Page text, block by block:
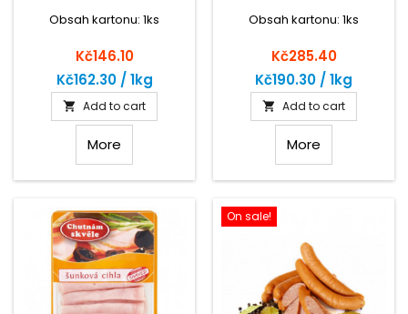
Obsah kartonu: 1ks
Price
Kč146.10
Kč162.30 / 1kg
 Add to cart
More
Obsah kartonu: 1ks
Price
Kč285.40
Kč190.30 / 1kg
 Add to cart
More
On sale!